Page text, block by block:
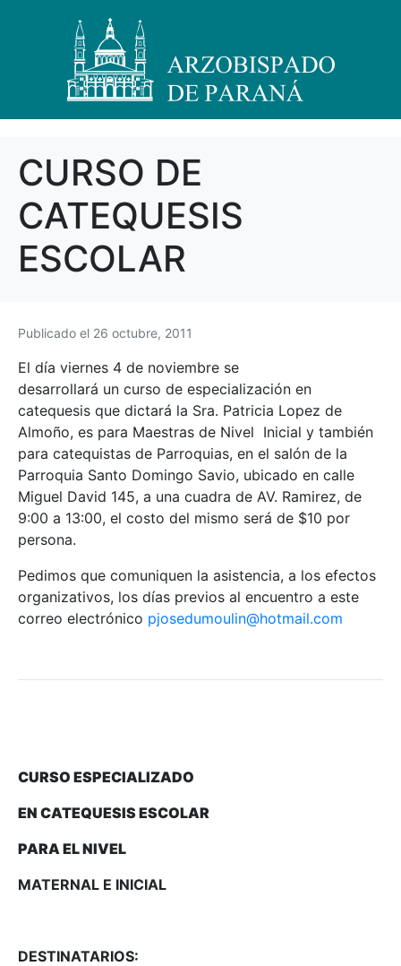
CURSO DE
CATEQUESIS
ESCOLAR
Publicado el 26 octubre, 2011
El día viernes 4 de noviembre se
desarrollará un curso de especialización en
catequesis que dictará la Sra. Patricia Lopez de
Almoño, es para Maestras de Nivel Inicial y también
para catequistas de Parroquias, en el salón de la
Parroquia Santo Domingo Savio, ubicado en calle
Miguel David 145, a una cuadra de AV. Ramirez, de
9:00 a 13:00, el costo del mismo será de $10 por
persona.
Pedimos que comuniquen la asistencia, a los efectos
organizativos, los días previos al encuentro a este
correo electrónico pjosedumoulin@hotmail.com
CURSO ESPECIALIZADO
EN CATEQUESIS ESCOLAR
PARA EL NIVEL
MATERNAL E INICIAL
DESTINATARIOS: